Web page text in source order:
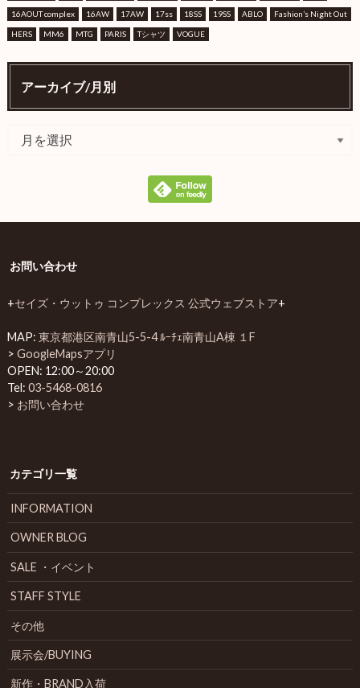
16AOUT complex 16AW 17AW 17ss 18SS 19SS ABLO Fashion’s Night Out
HERS MM6 MTG PARIS Tシャツ VOGUE
アーカイブ/月別
お問い合わせ
+セイズ・ウットゥ コンプレックス 公式ウェブストア+
MAP: 東京都港区南青山5-5-4 ﾙｰﾁｪ南青山A棟 １F
> GoogleMapsアプリ
OPEN: 12:00～20:00
Tel: 03-5468-0816
> お問い合わせ
カテゴリ一覧
INFORMATION
OWNER BLOG
SALE ・イベント
STAFF STYLE
その他
展示会/BUYING
新作・BRAND入荷